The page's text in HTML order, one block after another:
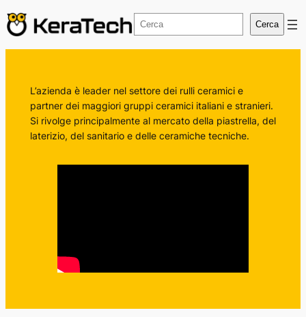
Vai
al
Cerca Cerca
L’azienda è leader nel settore dei rulli ceramici e
partner dei maggiori gruppi ceramici italiani e stranieri.
Si rivolge principalmente al mercato della piastrella, del
laterizio, del sanitario e delle ceramiche tecniche.